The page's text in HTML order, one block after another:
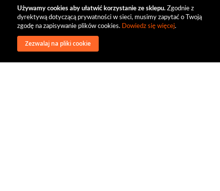
Używamy cookies aby ułatwić korzystanie ze sklepu. Zgodnie z
dyrektywą dotyczącą prywatności w sieci, musimy zapytać o Twoją
zgodę na zapisywanie plików cookies. Dowiedz się więcej.
Zezwalaj na pliki cookie